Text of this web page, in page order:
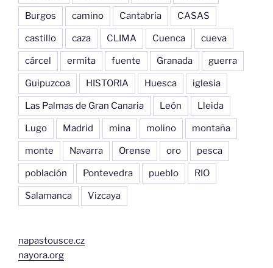
Burgos camino Cantabria CASAS
castillo caza CLIMA Cuenca cueva
cárcel ermita fuente Granada guerra
Guipuzcoa HISTORIA Huesca iglesia
Las Palmas de Gran Canaria León Lleida
Lugo Madrid mina molino montaña
monte Navarra Orense oro pesca
población Pontevedra pueblo RIO
Salamanca Vizcaya
napastousce.cz
nayora.org